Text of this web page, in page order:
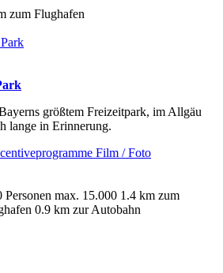
zum Flughafen
größtem Freizeitpark, im Allgäu
lange in Erinnerung.
Film / Foto
Personen max. 15.000 1.4 km zum
0.9 km zur Autobahn